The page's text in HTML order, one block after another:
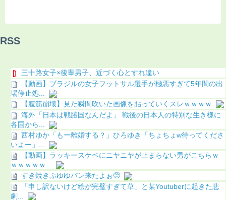
RSS
三十路女子×後輩男子、近づく心とすれ違い
【動画】ブラジルの女子フットサル選手が極悪すぎて5年間の出
場停止処...
【腹筋崩壊】見た瞬間吹いた画像を貼っていくスレｗｗｗｗ
海外「日本は戦勝国なんだよ」 戦後の日本人の特別な生き様に
各国から...
西村ゆか「もー離婚する？」ひろゆき「ちょちょw待ってくださ
いよー」...
【動画】ラッキースケベにニヤニヤが止まらない男がこちらｗ
ｗｗｗｗｗ...
すき焼きぷゆゆパン来たよぉ🥺
「申し訳ないけど絵が完璧すぎて草」と某Youtuberに起きた悲
劇...